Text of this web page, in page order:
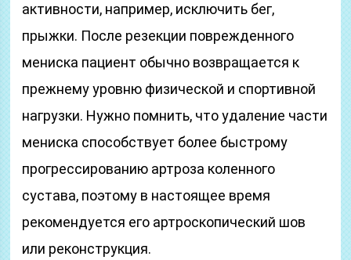
активности, например, исключить бег,
прыжки. После резекции поврежденного
мениска пациент обычно возвращается к
прежнему уровню физической и спортивной
нагрузки. Нужно помнить, что удаление части
мениска способствует более быстрому
прогрессированию артроза коленного
сустава, поэтому в настоящее время
рекомендуется его артроскопический шов
или реконструкция.